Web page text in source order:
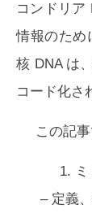
コンドリア
情報のため
核 DNA は
コード化さ
この記事
1.
– 定義